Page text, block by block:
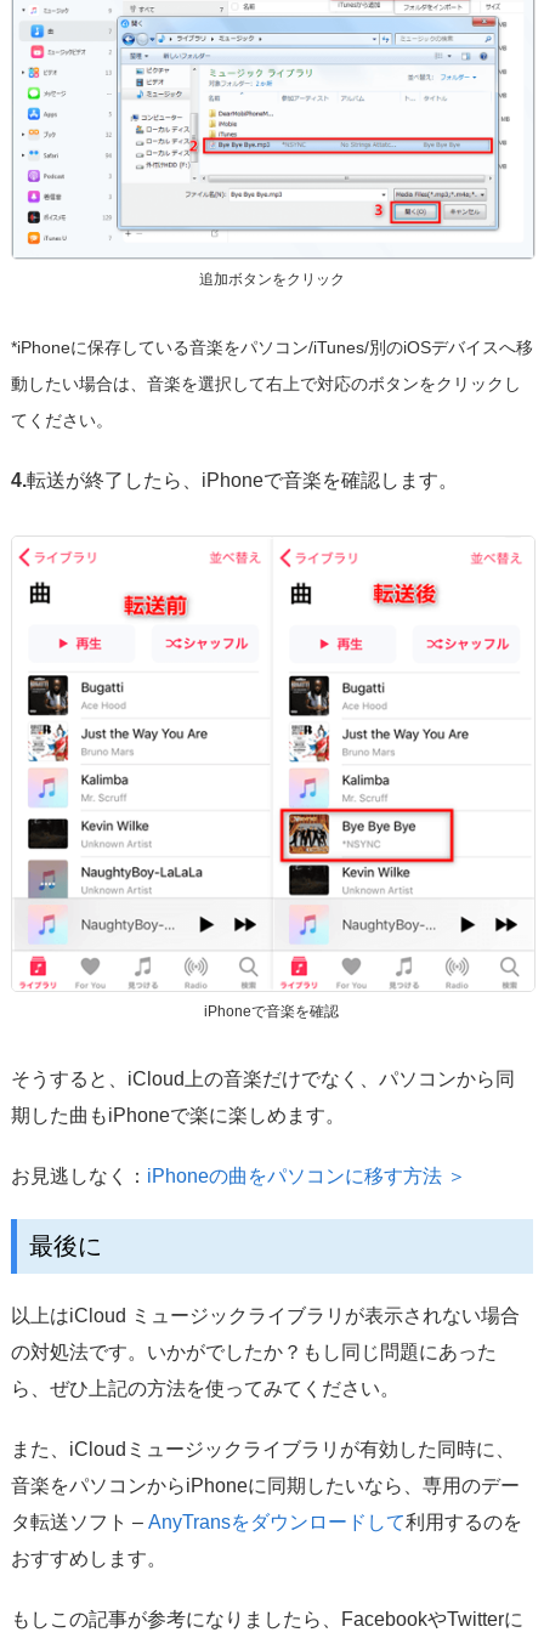
追加ボタンをクリック
*iPhoneに保存している音楽をパソコン/iTunes/別のiOSデバイスへ移
動したい場合は、音楽を選択して右上で対応のボタンをクリックし
てください。
4.転送が終了したら、iPhoneで音楽を確認します。
iPhoneで音楽を確認
そうすると、iCloud上の音楽だけでなく、パソコンから同
期した曲もiPhoneで楽に楽しめます。
お見逃しなく： iPhoneの曲をパソコンに移す方法 ＞
最後に
以上はiCloud ミュージックライブラリが表示されない場合
の対処法です。いかがでしたか？もし同じ問題にあった
ら、ぜひ上記の方法を使ってみてください。
また、iCloudミュージックライブラリが有効した同時に、
音楽をパソコンからiPhoneに同期したいなら、専用のデー
タ転送ソフト – AnyTransをダウンロードして利用するのを
おすすめします。
もしこの記事が参考になりましたら、FacebookやTwitterに